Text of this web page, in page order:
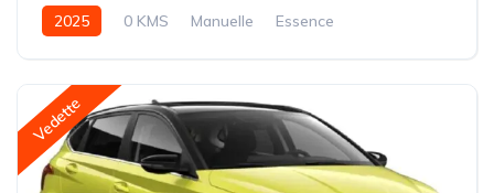
2025 0 KMS Manuelle
Essence
Vedette